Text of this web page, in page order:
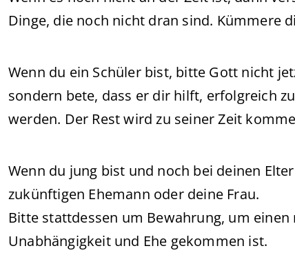
Dinge, die noch nicht dran sind. Kümmere
Wenn du ein Schüler bist, bitte Gott nicht
sondern bete, dass er dir hilft, erfolgreich
werden. Der Rest wird zu seiner Zeit
Wenn du jung bist und noch bei deinen
zukünftigen Ehemann oder deine Frau.
Bitte stattdessen um Bewahrung, um
Unabhängigkeit und Ehe gekommen ist.